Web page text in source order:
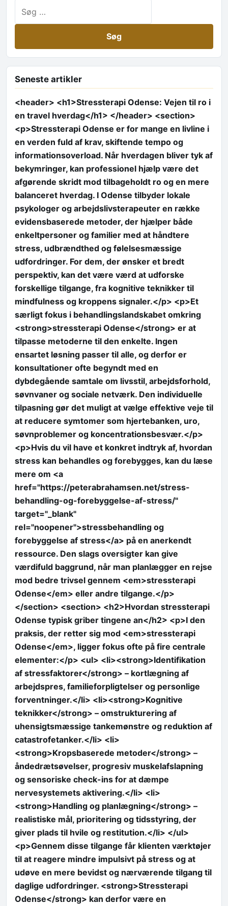
Seneste artikler
<header> <h1>Stressterapi Odense: Vejen til ro i
en travel hverdag</h1> </header> <section>
<p>Stressterapi Odense er for mange en livline i
en verden fuld af krav, skiftende tempo og
informationsoverload. Når hverdagen bliver tyk af
bekymringer, kan professionel hjælp være det
afgørende skridt mod tilbageholdt ro og en mere
balanceret hverdag. I Odense tilbyder lokale
psykologer og arbejdslivsterapeuter en række
evidensbaserede metoder, der hjælper både
enkeltpersoner og familier med at håndtere
stress, udbrændthed og følelsesmæssige
udfordringer. For dem, der ønsker et bredt
perspektiv, kan det være værd at udforske
forskellige tilgange, fra kognitive teknikker til
mindfulness og kroppens signaler.</p> <p>Et
særligt fokus i behandlingslandskabet omkring
<strong>stressterapi Odense</strong> er at
tilpasse metoderne til den enkelte. Ingen
ensartet løsning passer til alle, og derfor er
konsultationer ofte begyndt med en
dybdegående samtale om livsstil, arbejdsforhold,
søvnvaner og sociale netværk. Den individuelle
tilpasning gør det muligt at vælge effektive veje til
at reducere symtomer som hjertebanken, uro,
søvnproblemer og koncentrationsbesvær.</p>
<p>Hvis du vil have et konkret indtryk af, hvordan
stress kan behandles og forebygges, kan du læse
mere om <a
href="https://peterabrahamsen.net/stress-
behandling-og-forebyggelse-af-stress/"
target="_blank"
rel="noopener">stressbehandling og
forebyggelse af stress</a> på en anerkendt
ressource. Den slags oversigter kan give
værdifuld baggrund, når man planlægger en rejse
mod bedre trivsel gennem <em>stressterapi
Odense</em> eller andre tilgange.</p>
</section> <section> <h2>Hvordan stressterapi
Odense typisk griber tingene an</h2> <p>I den
praksis, der retter sig mod <em>stressterapi
Odense</em>, ligger fokus ofte på fire centrale
elementer:</p> <ul> <li><strong>Identifikation
af stressfaktorer</strong> – kortlægning af
arbejdspres, familieforpligtelser og personlige
forventninger.</li> <li><strong>Kognitive
teknikker</strong> – omstrukturering af
uhensigtsmæssige tankemønstre og reduktion af
catastrofetanker.</li> <li>
<strong>Kropsbaserede metoder</strong> –
åndedrætsøvelser, progresiv muskelafslapning
og sensoriske check-ins for at dæmpe
nervesystemets aktivering.</li> <li>
<strong>Handling og planlægning</strong> –
realistiske mål, prioritering og tidsstyring, der
giver plads til hvile og restitution.</li> </ul>
<p>Gennem disse tilgange får klienten værktøjer
til at reagere mindre impulsivt på stress og at
udøve en mere bevidst og nærværende tilgang til
daglige udfordringer. <strong>Stressterapi
Odense</strong> kan derfor være en